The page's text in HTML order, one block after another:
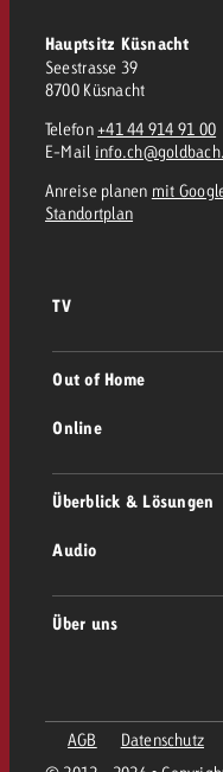
Hauptsitz Küsnacht
Seestrasse 39
8700 Küsnacht
Telefon +41 44 914 91 00
E-Mail
Anreise planen mit
Standortplan
TV
Out of Home
Out of Home
Plakatwerbung
Digital Out of
Kontaktiere das
Online
Werbemittel-
Überblick & Lösungen
Beratung &
Werbeformate
Audio
Digital Audio
Über uns
Team
AGB Datenschutz